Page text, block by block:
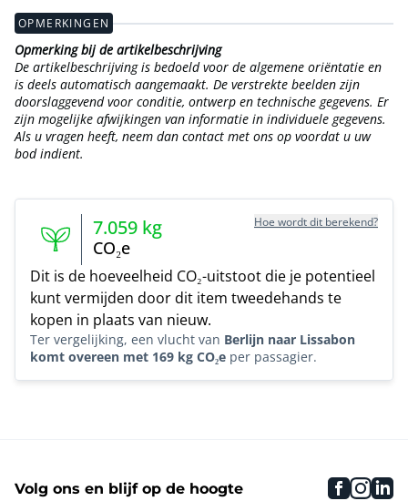
OPMERKINGEN
Opmerking bij de artikelbeschrijving
De artikelbeschrijving is bedoeld voor de algemene oriëntatie en
is deels automatisch aangemaakt. De verstrekte beelden zijn
doorslaggevend voor conditie, ontwerp en technische gegevens. Er
zijn mogelijke afwijkingen van informatie in individuele gegevens.
Als u vragen heeft, neem dan contact met ons op voordat u uw
bod indient.
7.059 kg
CO₂e
Hoe wordt dit berekend?
Dit is de hoeveelheid CO₂-uitstoot die je potentieel
kunt vermijden door dit item tweedehands te
kopen in plaats van nieuw.
Ter vergelijking, een vlucht van Berlijn naar Lissabon
komt overeen met 169 kg CO₂e per passagier.
Volg ons en blijf op de hoogte